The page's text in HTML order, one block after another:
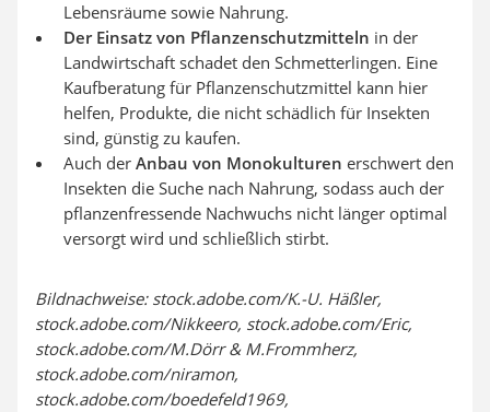
Lebensräume sowie Nahrung.
Der Einsatz von Pflanzenschutzmitteln in der
Landwirtschaft schadet den Schmetterlingen. Eine
Kaufberatung für Pflanzenschutzmittel kann hier
helfen, Produkte, die nicht schädlich für Insekten
sind, günstig zu kaufen.
Auch der Anbau von Monokulturen erschwert den
Insekten die Suche nach Nahrung, sodass auch der
pflanzenfressende Nachwuchs nicht länger optimal
versorgt wird und schließlich stirbt.
Bildnachweise: stock.adobe.com/K.-U. Häßler,
stock.adobe.com/Nikkeero, stock.adobe.com/Eric,
stock.adobe.com/M.Dörr & M.Frommherz,
stock.adobe.com/niramon,
stock.adobe.com/boedefeld1969,